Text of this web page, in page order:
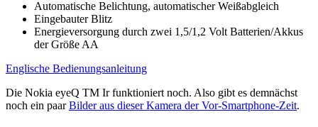
Automatische Belichtung, automatischer Weißabgleich
Eingebauter Blitz
Energieversorgung durch zwei 1,5/1,2 Volt Batterien/Akkus
der Größe AA
Englische Bedienungsanleitung
Die Nokia eyeQ TM Ir funktioniert noch. Also gibt es demnächst
noch ein paarBilder aus dieser Kamera der Vor-Smartphone-Zeit.